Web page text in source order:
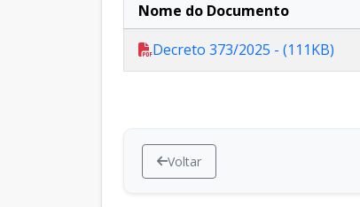
Nome do Documento
Decreto 373/2025 - (111KB)
Voltar